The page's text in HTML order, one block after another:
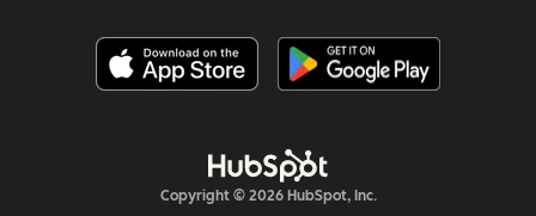
Copyright © 2026 HubSpot, Inc.